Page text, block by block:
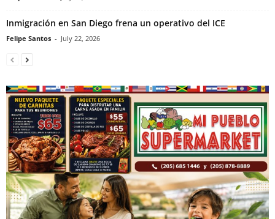
Inmigración en San Diego frena un operativo del ICE
Felipe Santos - July 22, 2026